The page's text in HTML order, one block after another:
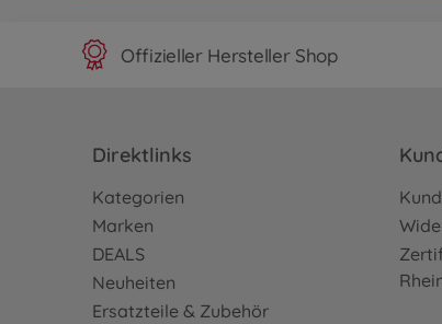
Offizieller Hersteller Shop
Direktlinks
Kategorien
Marken
DEALS
Neuheiten
Ersatzteile & Zubehör